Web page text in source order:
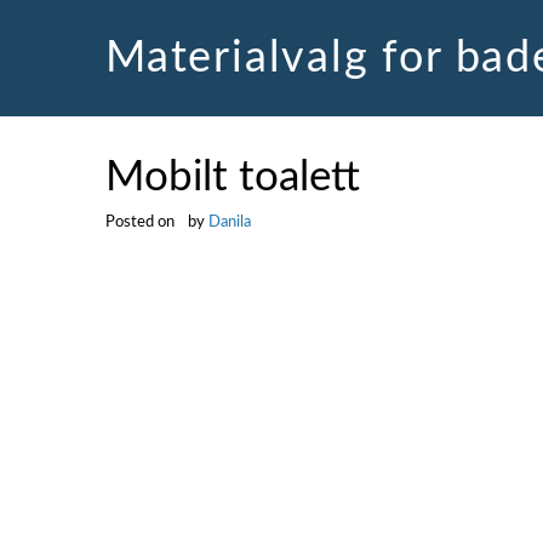
Materialvalg for
Mobilt toalett
Posted on by Danila